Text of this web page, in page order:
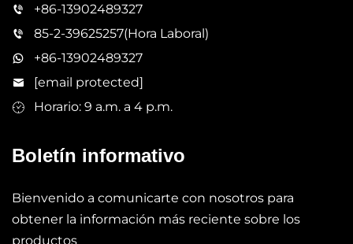
+86-13902489327
85-2-39625257(Hora Laboral)
+86-13902489327
[email protected]
Horario: 9 a.m. a 4 p.m.
Boletín informativo
Bienvenido a comunicarte con nosotros para
obtener la información más reciente sobre los
productos